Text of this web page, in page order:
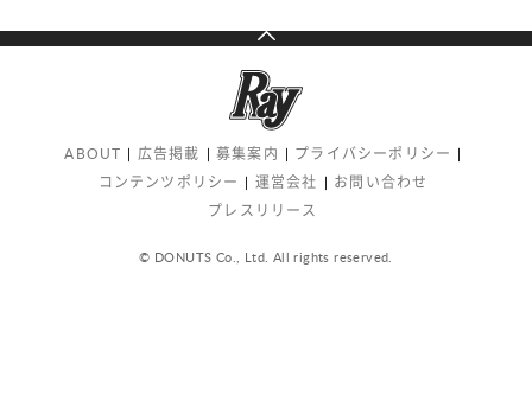
ABOUT 広告掲載 募集案内
プライバシーポリシー
コンテンツポリシー
運営会社
お問い合わせ
プレスリリース
© DONUTS Co., Ltd. All rights reserved.